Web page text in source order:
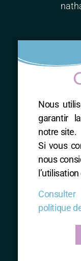
Mentions
Nous
garantir
notre site.
Si vous
nous
politique